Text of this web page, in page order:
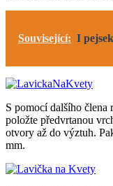
Související: I
S pomocí dalšího člena
položte předvrtanou
otvory až do výztuh.
mm.